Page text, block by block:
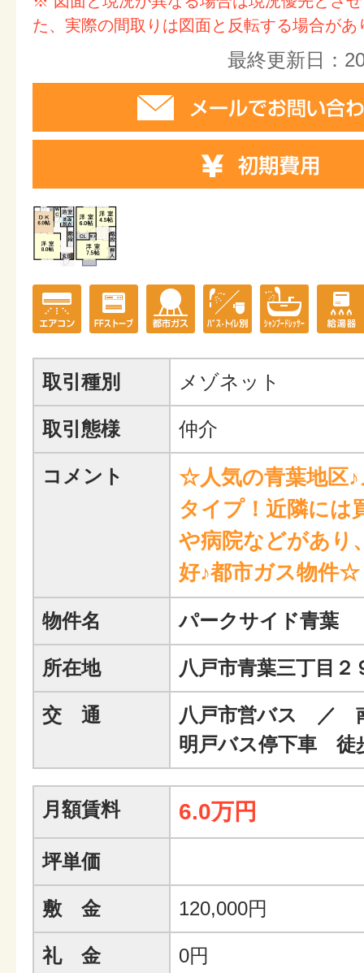
た、実際の間取りは図面と反転する場合があ
最終更新日：
取引種別 メゾネット
取引態様 仲介
コメント
☆人気の青葉地区
タイプ！近隣には
や病院などがあり
好♪都市ガス物件☆
物件名 パークサイド青葉
所在地 八戸市青葉三丁目２
交 通
八戸市営バス ／
明戸バス停下車 徒
月額賃料 6.0万円
坪単価
敷 金 120,000円
礼 金 0円